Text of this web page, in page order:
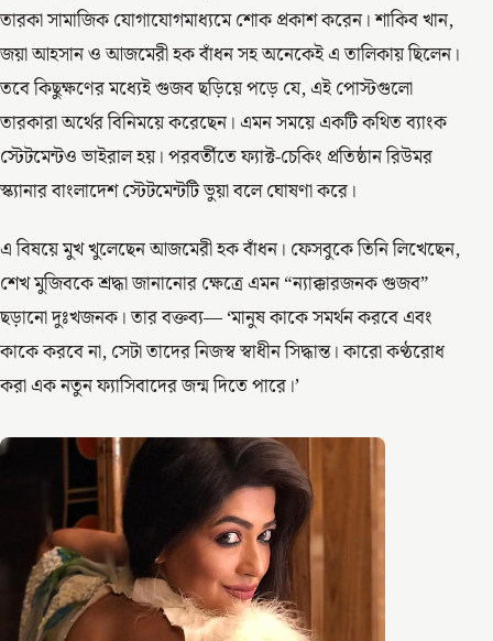
তারকা সামাজিক যোগাযোগমাধ্যমে শোক প্রকাশ করেন। শাকিব খান,
জয়া আহসান ও আজমেরী হক বাঁধন সহ অনেকেই এ তালিকায় ছিলেন।
তবে কিছুক্ষণের মধ্যেই গুজব ছড়িয়ে পড়ে যে, এই পোস্টগুলো
তারকারা অর্থের বিনিময়ে করেছেন। এমন সময়ে একটি কথিত ব্যাংক
স্টেটমেন্টও ভাইরাল হয়। পরবর্তীতে ফ্যাক্ট-চেকিং প্রতিষ্ঠান রিউমর
স্ক্যানার বাংলাদেশ স্টেটমেন্টটি ভুয়া বলে ঘোষণা করে।
এ বিষয়ে মুখ খুলেছেন আজমেরী হক বাঁধন। ফেসবুকে তিনি লিখেছেন,
শেখ মুজিবকে শ্রদ্ধা জানানোর ক্ষেত্রে এমন “ন্যাক্কারজনক গুজব”
ছড়ানো দুঃখজনক। তার বক্তব্য— ‘মানুষ কাকে সমর্থন করবে এবং
কাকে করবে না, সেটা তাদের নিজস্ব স্বাধীন সিদ্ধান্ত। কারো কণ্ঠরোধ
করা এক নতুন ফ্যাসিবাদের জন্ম দিতে পারে।’